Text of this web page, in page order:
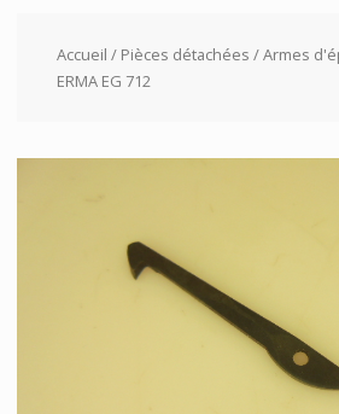
Accueil / Pièces détachées /Armes
ERMA EG 712